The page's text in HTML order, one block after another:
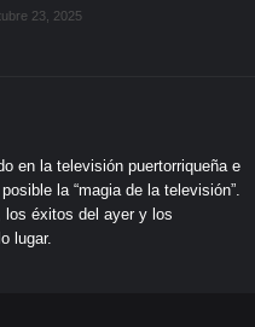
23, 2025
en la televisión puertorriqueña e
la “magia de la televisión”.
los éxitos del ayer y los
lugar.